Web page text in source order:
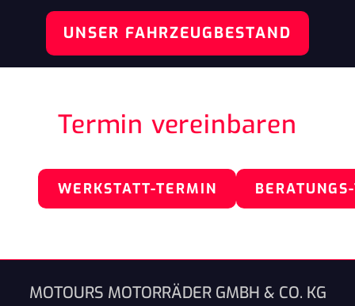
UNSER FAHRZEUGBESTAND
Termin vereinbaren
WERKSTATT-TERMIN
MOTOURS MOTORRÄDER GMBH & CO. KG